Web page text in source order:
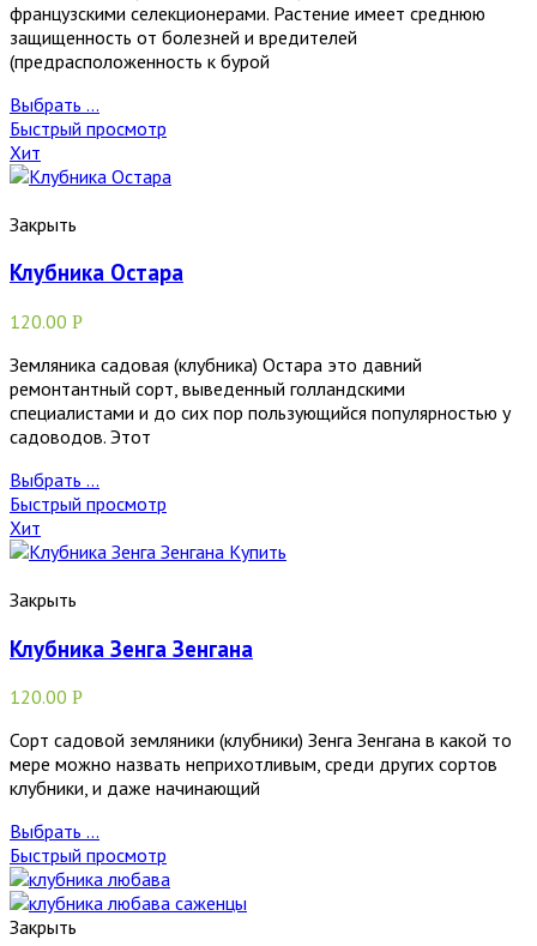
французскими селекционерами. Растение имеет среднюю
защищенность от болезней и вредителей
(предрасположенность к бурой
Выбрать ...
Быстрый просмотр
Хит
Закрыть
Клубника Остара
120.00 Р
Земляника садовая (клубника) Остара это давний
ремонтантный сорт, выведенный голландскими
специалистами и до сих пор пользующийся популярностью у
садоводов. Этот
Выбрать ...
Быстрый просмотр
Хит
Закрыть
Клубника Зенга Зенгана
120.00 Р
Сорт садовой земляники (клубники) Зенга Зенгана в какой то
мере можно назвать неприхотливым, среди других сортов
клубники, и даже начинающий
Выбрать ...
Быстрый просмотр
Закрыть